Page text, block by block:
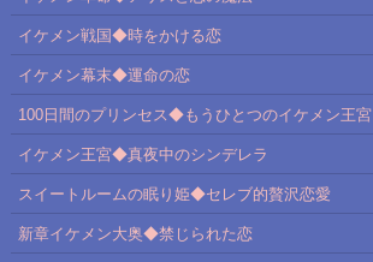
イケメン戦国◆時をかける恋
イケメン幕末◆運命の恋
100日間のプリンセス◆もうひとつのイケメン王宮
イケメン王宮◆真夜中のシンデレラ
スイートルームの眠り姫◆セレブ的贅沢恋愛
新章イケメン大奥◆禁じられた恋